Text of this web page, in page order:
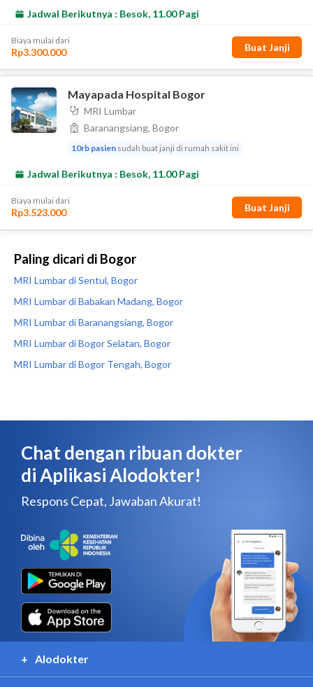
Paling dicari di Bogor
MRI Lumbar di Sentul, Bogor
MRI Lumbar di Babakan Madang, Bogor
MRI Lumbar di Baranangsiang, Bogor
MRI Lumbar di Bogor Selatan, Bogor
MRI Lumbar di Bogor Tengah, Bogor